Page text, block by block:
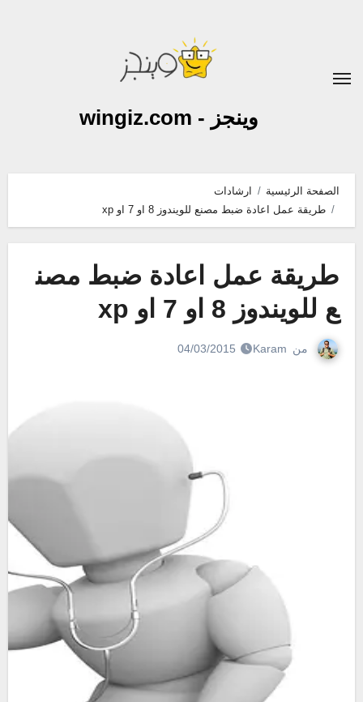
وينجز - wingiz.com
الصفحة الرئيسية
ارشادات
طريقة عمل اعادة ضبط مصنع للويندوز 8 او 7 او xp
طريقة عمل اعادة ضبط مصن
ع للويندوز 8 او 7 او xp
من Karam
04/03/2015